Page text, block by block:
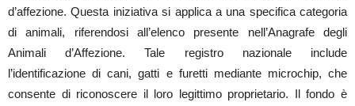
d’affezione.Questa iniziativa si applica a una specifica categoria
di animali, riferendosi all’elenco presente nell’Anagrafe degli
Animali d’Affezione.Tale registro nazionale include
l’identificazione di cani, gatti e furetti mediante microchip, che
consente di riconoscere il loro legittimo proprietario. Il fondo è